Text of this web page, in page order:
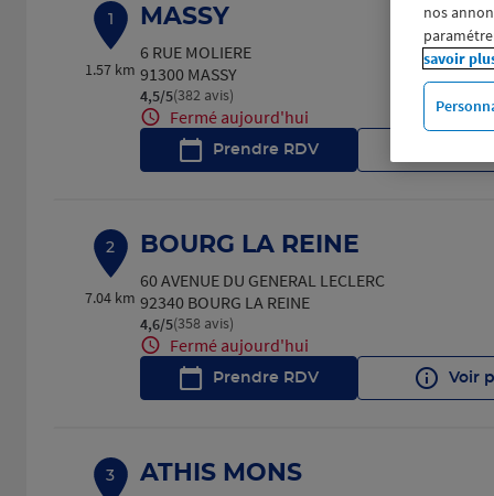
1
1.57 km
MASSY
6 RUE MOLIERE
91300 MASSY
4,5/5Note de 4.5 sur 5
(382 avis)
Fermé aujourd'hui
Prendre RDV
2
7.04 km
BOURG LA REINE
60 AVENUE DU GENERAL LECLERC
92340 BOURG LA REINE
4,6/5Note de 4.6 sur 5
(358 avis)
Fermé aujourd'hui
Prendre RDV Voir
3 ATHIS MONS
nos
savoir